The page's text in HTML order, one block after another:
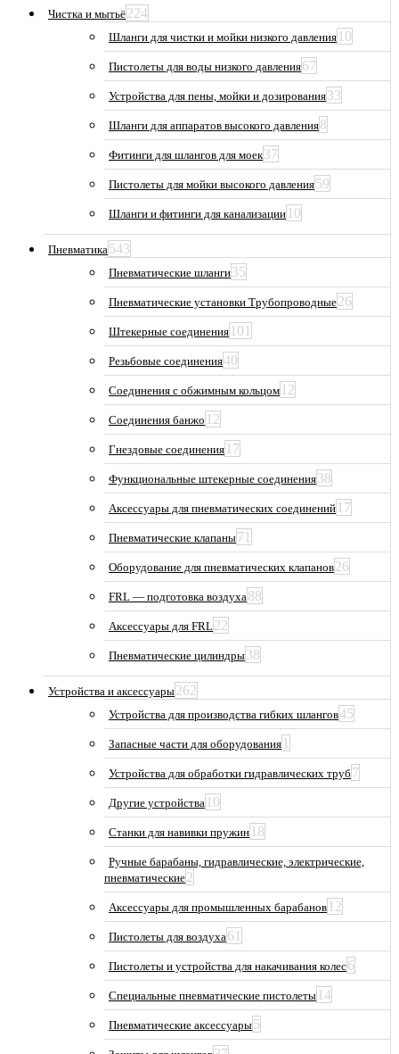
Чистка и мытьё224
Шланги для чистки и мойки низкого давления 10
Пистолеты для воды низкого давления67
Устройства для пены, мойки и дозирования33
Шланги для аппаратов высокого давления8
Фитинги для шлангов для моек37
Пистолеты для мойки высокого давления59
Шланги и фитинги для канализации 10
Пневматика543
Пневматические шланги35
Пневматические установки Трубопроводные26
Штекерные соединения 101
Резьбовые соединения40
Соединения с обжимным кольцом 12
Соединения банжо 12
Гнездовые соединения 17
Функциональные штекерные соединения38
Аксессуары для пневматических соединений 17
Пневматические клапаны71
Оборудование для пневматических клапанов26
FRL — подготовка воздуха88
Аксессуары для FRL22
Пневматические цилиндры38
Устройства и аксессуары262
Устройства для производства гибких шлангов45
Запасные части для оборудования 1
Устройства для обработки гидравлических труб 7
Другие устройства 10
Станки для навивки пружин 18
Ручные барабаны, гидравлические, электрические,
пневматические2
Аксессуары для промышленных барабанов 12
Пистолеты для воздуха61
Пистолеты и устройства для накачивания колес6
Специальные пневматические пистолеты 14
Пневматические аксессуары5